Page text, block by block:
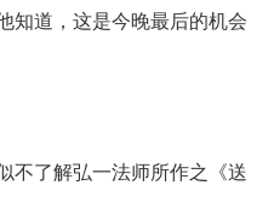
道，这是今晚最后的机会
了解弘一法师所作之《送